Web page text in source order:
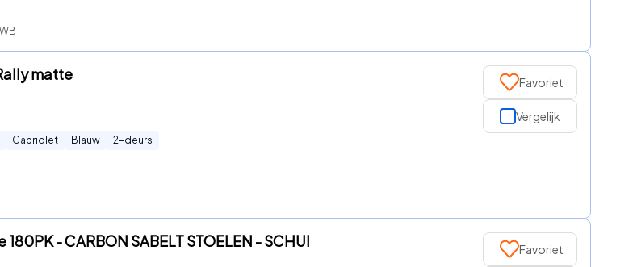
matte
Cabriolet Blauw 2-deurs
Favoriet
Vergelijk
- CARBON SABELT STOELEN - SCHUI Favoriet